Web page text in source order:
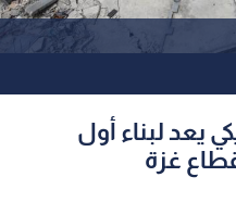
يعد لبناء أول
غزة